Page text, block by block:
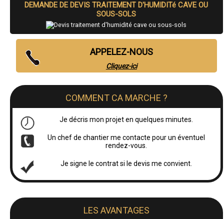
DEMANDE DE DEVIS TRAITEMENT D'HUMIDITé CAVE OU
SOUS-SOLS
APPELEZ-NOUS
Cliquez-ici
COMMENT CA MARCHE ?
Je décris mon projet en quelques minutes.
Un chef de chantier me contacte pour un éventuel
rendez-vous.
Je signe le contrat si le devis me convient.
LES AVANTAGES